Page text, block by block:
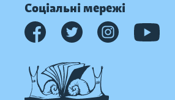
Соціальні мережі